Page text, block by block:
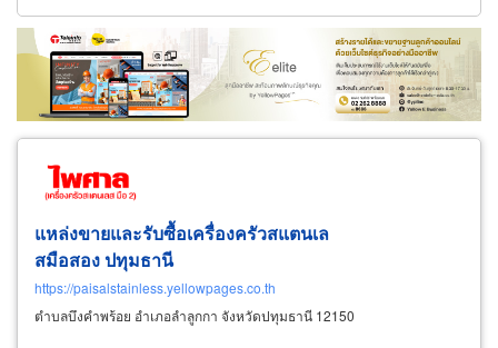
แหล่งขายและรับซื้อเครื่องครัวสแตนเล
สมือสอง ปทุมธานี
https://paisalstainless.yellowpages.co.th
ตำบลบึงคำพร้อย อำเภอลำลูกกา จังหวัดปทุมธานี 12150